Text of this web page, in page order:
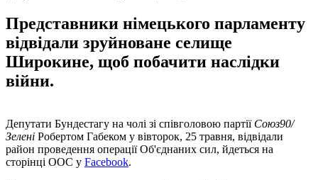
Представники німецького парламенту
відвідали зруйноване селище
Широкине, щоб побачити наслідки
війни.
Депутати Бундестагу на чолі зі співголовою партії Союз90/
Зелені Робертом Габеком у вівторок, 25 травня, відвідали
район проведення операції Об'єднаних сил, йдеться на
сторінці ООС у Facebook.